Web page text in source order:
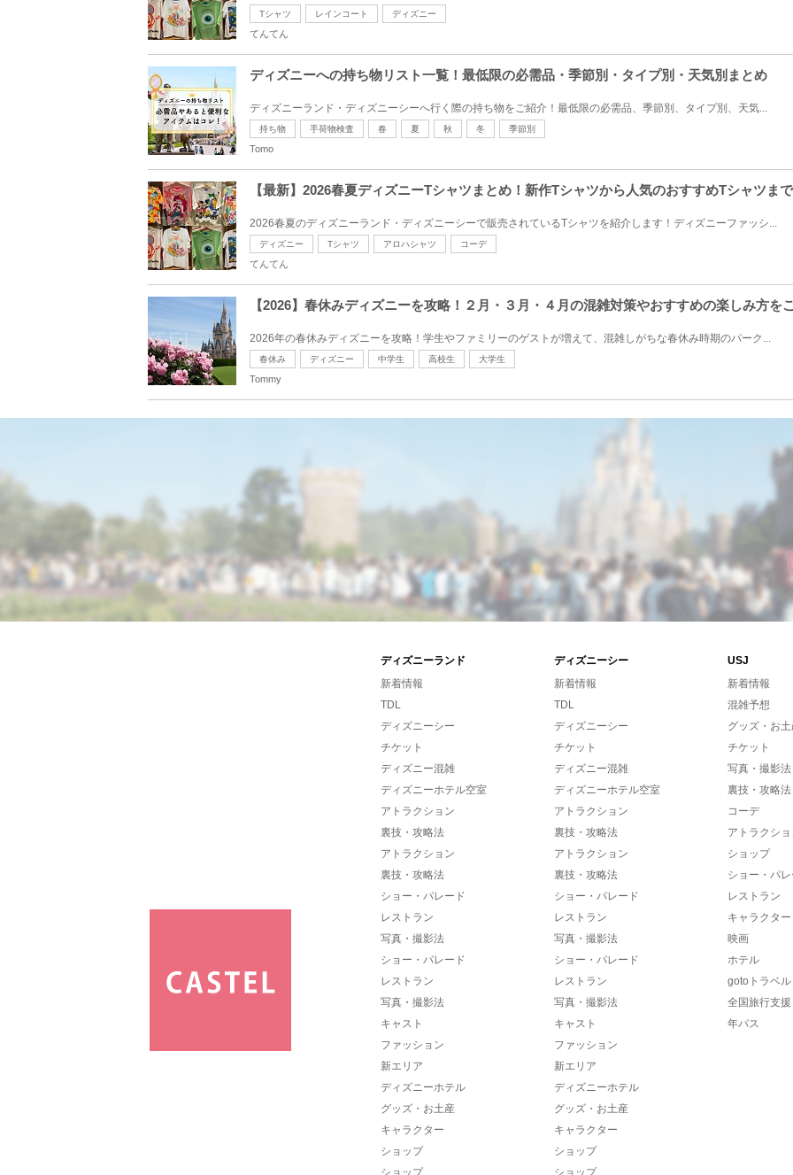
Tシャツ レインコート ディズニー
てんてん
ディズニーへの持ち物リスト一覧！最低限の必需品・季節別・タイプ別・天気別まとめ
ディズニーランド・ディズニーシーへ行く際の持ち物をご紹介！最低限の必需品、季節別、タイプ別、天気...
持ち物 手荷物検査 春 夏 秋 冬 季節別
Tomo
【最新】2026春夏ディズニーTシャツまとめ！新作Tシャツから人気のおすすめTシャツまで
2026春夏のディズニーランド・ディズニーシーで販売されているTシャツを紹介します！ディズニーファッシ...
ディズニー Tシャツ アロハシャツ コーデ
てんてん
【2026】春休みディズニーを攻略！２月・３月・４月の混雑対策やおすすめの楽しみ方を
2026年の春休みディズニーを攻略！学生やファミリーのゲストが増えて、混雑しがちな春休み時期のパーク...
春休み ディズニー 中学生 高校生 大学生
Tommy
ディズニーランド ディズニーシー
USJ
新着情報
TDL
ディズニーシー
チケット
ディズニー混雑
ディズニーホテル空室
アトラクション
裏技・攻略法
アトラクション
裏技・攻略法
ショー・パレード
レストラン
写真・撮影法
ショー・パレード
レストラン
写真・撮影法
キャスト
ファッション
新エリア
ディズニーホテル
グッズ・お土産
キャラクター
ショップ
ショップ
新着情報
TDL
ディズニーシー
チケット
ディズニー混雑
ディズニーホテル空室
アトラクション
裏技・攻略法
アトラクション
裏技・攻略法
ショー・パレード
レストラン
写真・撮影法
ショー・パレード
レストラン
写真・撮影法
キャスト
ファッション
新エリア
ディズニーホテル
グッズ・お土産
キャラクター
ショップ
ショップ
新着情報
混雑予想
グッズ・お
チケット
写真・撮影法
裏技・攻略法
コーデ
アトラクショ
ショップ
ショー・パレ
レストラン
キャラクター
映画
ホテル
gotoトラベル
全国旅行支援
年パス